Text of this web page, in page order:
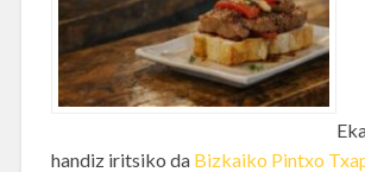
handiz iritsiko daBizkaiko Pintxo